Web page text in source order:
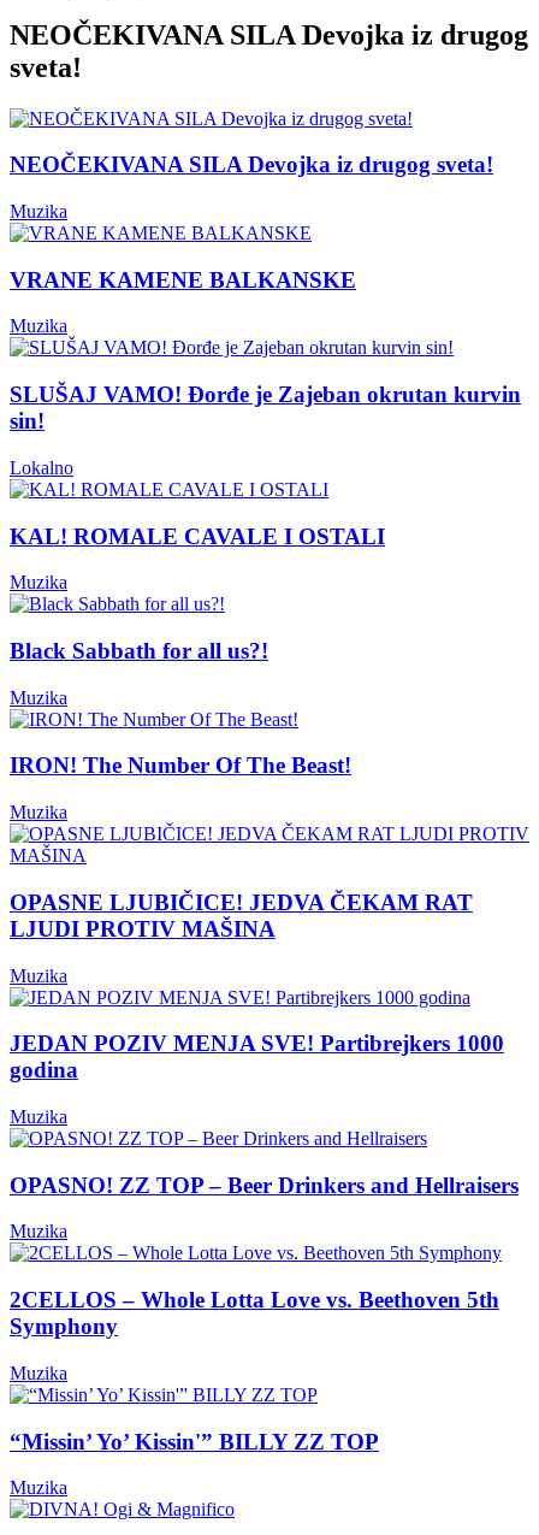
NEOČEKIVANA SILA Devojka iz drugog
sveta!
NEOČEKIVANA SILA Devojka iz drugog sveta!
Muzika
VRANE KAMENE BALKANSKE
Muzika
SLUŠAJ VAMO! Đorđe je Zajeban okrutan kurvin
sin!
Lokalno
KAL! ROMALE CAVALE I OSTALI
Muzika
Black Sabbath for all us?!
Muzika
IRON! The Number Of The Beast!
Muzika
OPASNE LJUBIČICE! JEDVA ČEKAM RAT
LJUDI PROTIV MAŠINA
Muzika
JEDAN POZIV MENJA SVE! Partibrejkers 1000
godina
Muzika
OPASNO! ZZ TOP – Beer Drinkers and Hellraisers
Muzika
2CELLOS – Whole Lotta Love vs. Beethoven 5th
Symphony
Muzika
“Missin’ Yo’ Kissin'” BILLY ZZ TOP
Muzika